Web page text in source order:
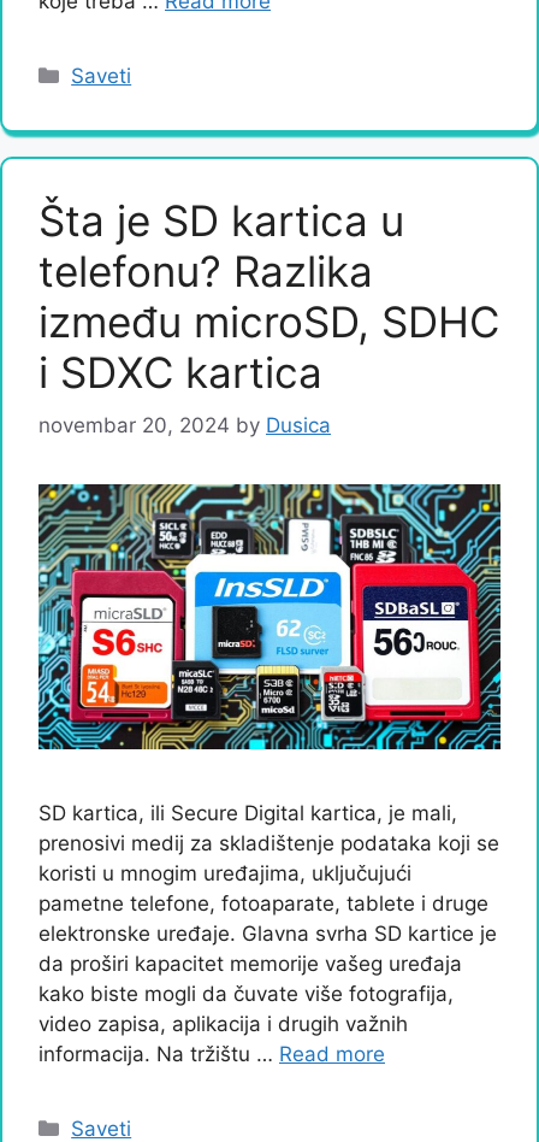
Categories
Saveti
Šta je SD kartica u
telefonu? Razlika
između microSD, SDHC
i SDXC kartica
novembar 20, 2024 by Dusica
SD kartica, ili Secure Digital kartica, je mali,
prenosivi medij za skladištenje podataka koji se
koristi u mnogim uređajima, uključujući
pametne telefone, fotoaparate, tablete i druge
elektronske uređaje. Glavna svrha SD kartice je
da proširi kapacitet memorije vašeg uređaja
kako biste mogli da čuvate više fotografija,
video zapisa, aplikacija i drugih važnih
informacija. Na tržištu … Read more
Categories
Saveti